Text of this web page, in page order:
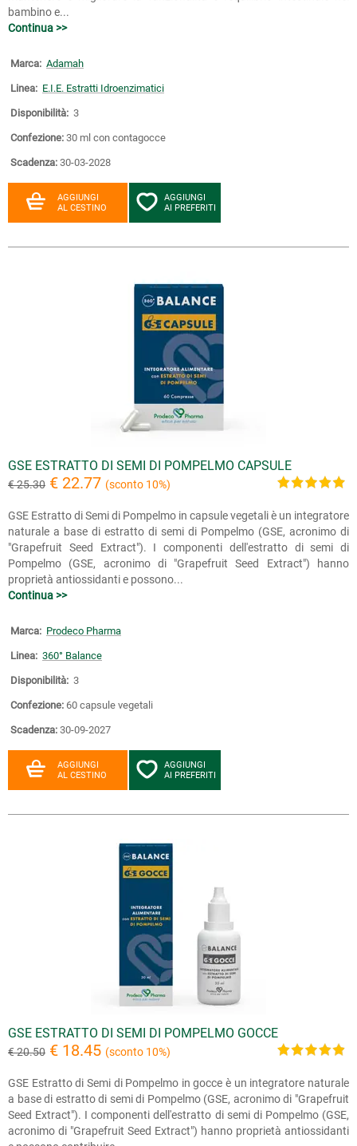
bambino e...
Continua >>
Marca: Adamah
Linea: E.I.E. Estratti Idroenzimatici
Disponibilità: 3
Confezione: 30 ml con contagocce
Scadenza: 30-03-2028
AGGIUNGI
AL CESTINO
AGGIUNGI
AI PREFERITI
GSE ESTRATTO DI SEMI DI POMPELMO CAPSULE
€ 25.30 € 22.77 (sconto 10%)
GSE Estratto di Semi di Pompelmo in capsule vegetali è un integratore
naturale a base di estratto di semi di Pompelmo (GSE, acronimo di
"Grapefruit Seed Extract"). I componenti dell'estratto di semi di
Pompelmo (GSE, acronimo di "Grapefruit Seed Extract") hanno
proprietà antiossidanti e possono...
Continua >>
Marca: Prodeco Pharma
Linea: 360° Balance
Disponibilità: 3
Confezione: 60 capsule vegetali
Scadenza: 30-09-2027
AGGIUNGI
AL CESTINO
AGGIUNGI
AI PREFERITI
GSE ESTRATTO DI SEMI DI POMPELMO GOCCE
€ 20.50 € 18.45 (sconto 10%)
GSE Estratto di Semi di Pompelmo in gocce è un integratore naturale
a base di estratto di semi di Pompelmo (GSE, acronimo di "Grapefruit
Seed Extract"). I componenti dell'estratto di semi di Pompelmo (GSE,
acronimo di "Grapefruit Seed Extract") hanno proprietà antiossidanti